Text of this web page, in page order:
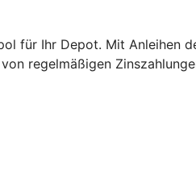
für Ihr Depot. Mit Anleihen
regelmäßigen